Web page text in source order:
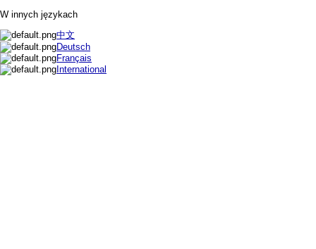
W innych językach
中文
Deutsch
Français
International